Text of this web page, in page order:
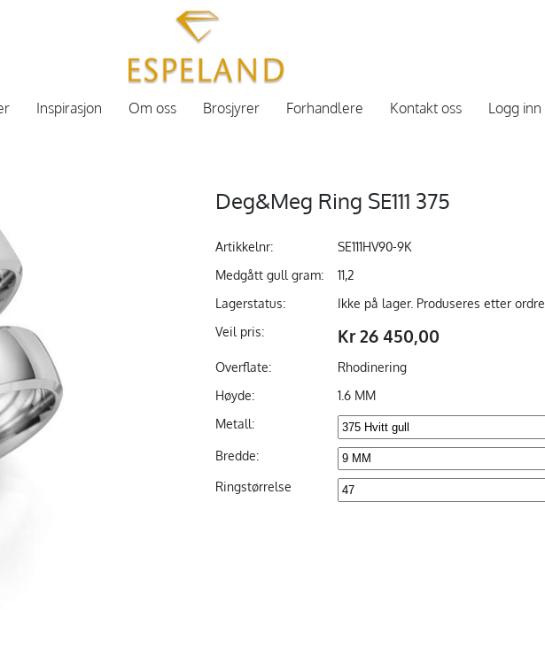
Inspirasjon Om oss Brosjyrer Forhandlere Kontakt oss Logg inn
Deg&Meg Ring SE111 375
Artikkelnr:
SE111HV90-9K
Medgått gull gram:
11,2
Lagerstatus:
Ikke på lager. Produseres etter ordre.
Veil pris:
Kr 26 450,00
Overflate:
Rhodinering
Høyde:
1.6 MM
Metall:
Bredde:
Ringstørrelse